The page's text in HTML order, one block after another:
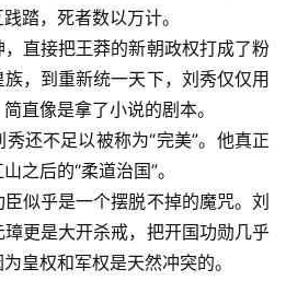
踏，死者数以万计。
直接把王莽的新朝政权打成了粉
，到重新统一天下，刘秀仅仅用
直像是拿了小说的剧本。
还不足以被称为“完美”。他真正
之后的“柔道治国”。
似乎是一个摆脱不掉的魔咒。刘
更是大开杀戒，把开国功勋几乎
皇权和军权是天然冲突的。